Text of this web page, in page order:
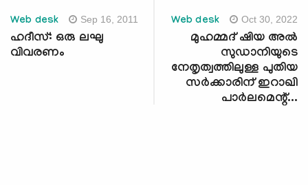
Web desk Sep 16, 2011
ഹദീസ്: ഒരു ലഘു
വിവരണം
Web desk Oct 30, 2022
മുഹമ്മദ് ഷിയ അല്‍
സുഡാനിയുടെ
നേതൃത്വത്തിലുള്ള പുതിയ
സര്‍ക്കാരിന് ഇറാഖി
പാര്‍ലമെന്റ്...